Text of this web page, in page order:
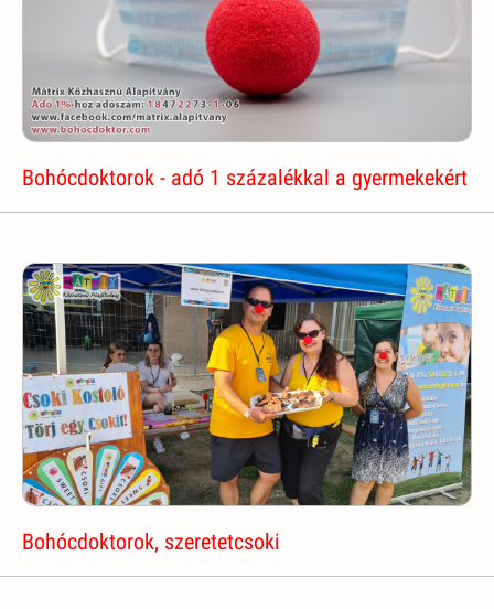
Bohócdoktorok - adó 1 százalékkal a gyermekekért
Bohócdoktorok, szeretetcsoki